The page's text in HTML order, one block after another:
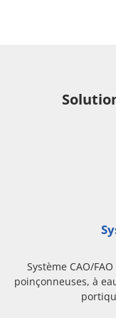
Système CAO/
poinçonneuses, à